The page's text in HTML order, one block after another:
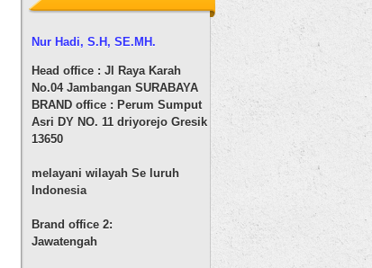
Nur Hadi, S.H , SE.MH.
Head office : Jl Raya Karah
No.04 Jambangan SURABAYA
BRAND office : Perum Sumput
Asri DY NO. 11 driyorejo Gresik
13650
melayani wilayah Se luruh
Indonesia
Brand office 2:
Jawatengah